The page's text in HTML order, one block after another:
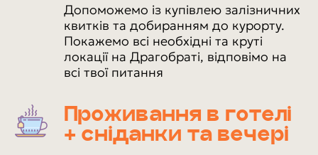
Допоможемо із купівлею залізничних
квитків та добиранням до курорту.
Покажемо всі необхідні та круті
локації на Драгобраті, відповімо на
всі твої питання
Проживання в готелі
+ сніданки та вечері
Календар заїздів і цін